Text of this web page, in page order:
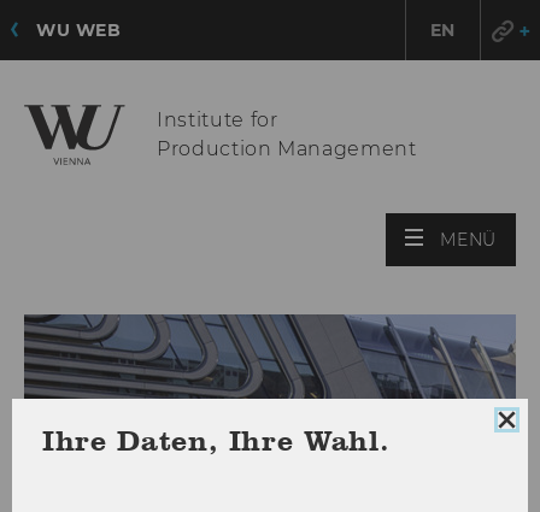
WU WEB EN
Institute for
Production Management
MENÜ
Ihre Daten, Ihre Wahl.